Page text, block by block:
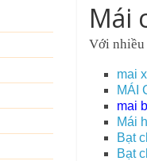
Mái
Với nhiều
mai
MÁI
mai
Mái
Bạt
Bạt